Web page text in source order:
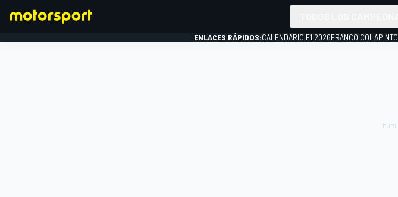
ENLACES RÁPIDOS:CALENDARIO F1 2026FRANCO COLAPINTO